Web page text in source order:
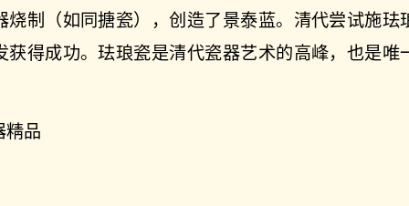
烧制（如同搪瓷），创造了景泰蓝。清代尝试施珐
获得成功。珐琅瓷是清代瓷器艺术的高峰，也是唯
精品